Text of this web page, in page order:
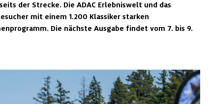
der Strecke. Die ADAC Erlebniswelt und das
mit einem 1.200 Klassiker starken
Die nächste Ausgabe findet vom 7. bis 9.